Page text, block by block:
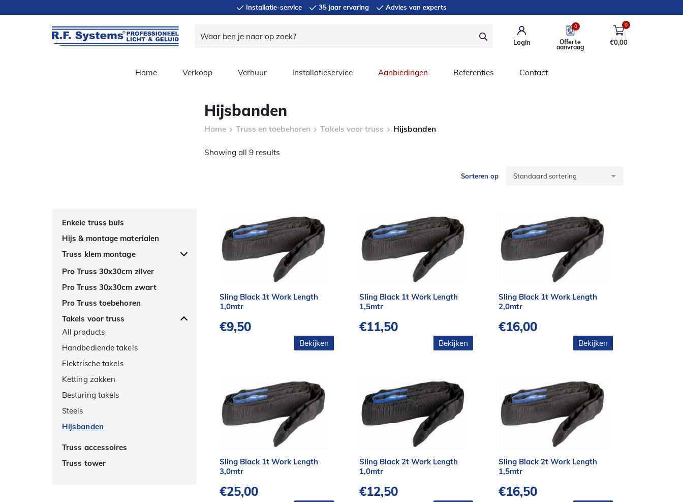
Installatie-service 35 jaar ervaring Advies van experts
Login
0
Offerte
aanvraag
0
€0,00
Home Verkoop Verhuur Installatieservice Aanbiedingen Referenties Contact
Enkele truss buis
Hijs & montage materialen
Truss klem montage
All products
Admiral truss klemmen
Beamz Pro & Show Tec
Doughty truss klemmen
G- & C- haken
Specials truss etc
Veiligheidskabels
Pro Truss 30x30cm zilver
Pro Truss 30x30cm zwart
Pro Truss toebehoren
Takels voor truss
All products
Handbediende takels
Elektrische takels
Ketting zakken
Besturing takels
Steels
Hijsbanden
Truss accessoires
Truss tower
Hijsbanden
Home Truss en toebehoren Takels voor truss Hijsbanden
Showing all 9 results
Sorteren op
Sling Black 1t Work Length
1,0mtr
€9,50
Bekijken
Sling Black 1t Work Length
1,5mtr
€11,50
Bekijken
Sling Black 1t Work Length
2,0mtr
€16,00
Bekijken
Sling Black 1t Work Length
3,0mtr
€25,00
Sling Black 2t Work Length
1,0mtr
€12,50
Sling Black 2t Work Length
1,5mtr
€16,50